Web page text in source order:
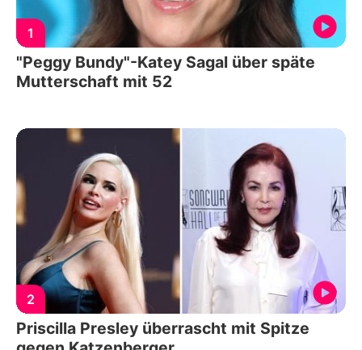
1
"Peggy Bundy"-Katey Sagal über späte
Mutterschaft mit 52
2
Priscilla Presley überrascht mit Spitze